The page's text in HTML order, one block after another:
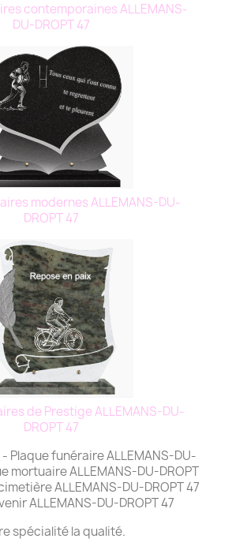
contemporaines ALLEMANS-
DU-DROPT 47
modernes ALLEMANS-DU-
DROPT 47
de Prestige ALLEMANS-DU-
DROPT 47
Plaque funéraire ALLEMANS-DU-
mortuaire ALLEMANS-DU-DROPT
ALLEMANS-DU-DROPT 47
ALLEMANS-DU-DROPT 47
spécialité la qualité.